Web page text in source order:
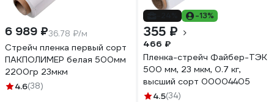
6 989 ₽36.78 ₽/м
Стрейч пленка первый сорт
ПАКПОЛИМЕР белая 500мм
2200гр 23мкм
4.6(38)
-13%
355 ₽
466 ₽
Пленка-стрейч Файбер-ТЭК
500 мм, 23 мкм, 0.7 кг,
высший сорт 00004405
4.5(34)